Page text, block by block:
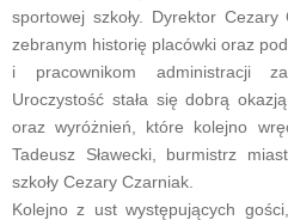
sportowej szkoły. Dyrektor
zebranym historię placówki oraz
i pracownikom administracji
Uroczystość stała się dobrą
oraz wyróżnień, które kolejno
Tadeusz Sławecki, burmistrz
szkoły Cezary Czarniak.
Kolejno z ust występujących gości,